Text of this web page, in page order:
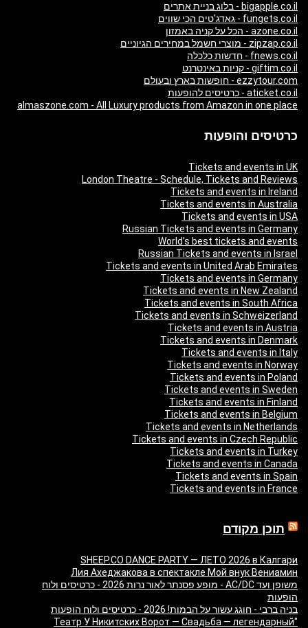
bigapple.co.il - בלוג בניית אתרים
fungets.co.il - גאדג'טים הכי שווים
azone.co.il - הכל על קניה באמזון
zipzap.co.il - מוצרי חשמל במחירים הגיוניים
fnews.co.il - חדשות כלכלה
giftim.co.il - קניות באינטרנט
ezzytour.com - חופשות בארץ ובעולם
aticket.co.il - כרטיסים להופעות
almaszone.com - All Luxury products from Amazon in one place
כרטיסים והופעות
Tickets and events in UK
London Theatre - Schedule, Tickets and Reviews
Tickets and events in Ireland
Tickets and events in Australia
Tickets and events in USA
Russian Tickets and events in Germany
World’s best tickets and events
Russian Tickets and events in Israel
Tickets and events in United Arab Emirates
Tickets and events in Germany
Tickets and events in New Zealand
Tickets and events in South Africa
Tickets and events in Schweizerland
Tickets and events in Austria
Tickets and events in Denmark
Tickets and events in Italy
Tickets and events in Norway
Tickets and events in Poland
Tickets and events in Sweden
Tickets and events in Finland
Tickets and events in Belgium
Tickets and events in Netherlands
Tickets and events in Czech Republic
Tickets and events in Turkey
Tickets and events in Canada
Tickets and events in Spain
Tickets and events in France
תוכן מקודם
SHEEP.CO DANCE PARTY — ЛЕТО 2026 в Калгари
Лия Ахеджакова в спектакле Мой внук Вениамин
משופן ועד AC/DC - מופע פסנתר לאור נרות 2026 - כרטיסים ולוח
הופעות
בניה ברבי - חוגג עשור על הבמות! 2026 - כרטיסים ולוח הופעות
"Театр У Никитских Ворот — Свадьба — легендарный